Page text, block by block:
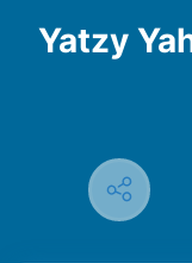
Yatzy Yahtzee Yams Classic